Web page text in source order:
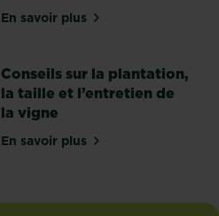
En savoir plussur Fleurir son balcon :
Conseils sur la plantation,
la taille et l’entretien de
la vigne
En savoir plussur Conseils sur la